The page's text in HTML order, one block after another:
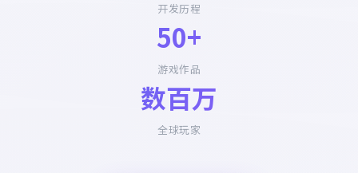
开发历程
50+
游戏作品
数百万
全球玩家